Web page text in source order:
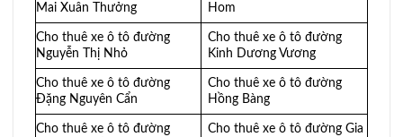
Mai Xuân Thưởng
Hom
Cho thuê xe ô tô đường
Nguyễn Thị Nhỏ
Cho thuê xe ô tô đường
Kinh Dương Vương
Cho thuê xe ô tô đường
Đặng Nguyên Cẩn
Cho thuê xe ô tô đường
Hồng Bàng
Cho thuê xe ô tô đường
Cho thuê xe ô tô đường Gia